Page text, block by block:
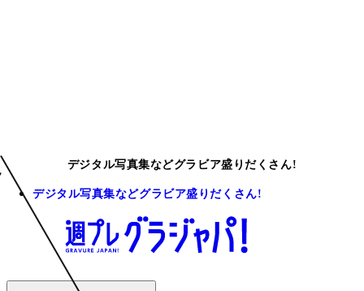
デジタル写真集などグラビア盛りだくさん!
デジタル写真集などグラビア盛りだくさん!